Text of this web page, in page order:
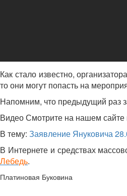
Как стало известно,
то они могут попасть на
Напомним, что предыдущий раз
Видео Смотрите на нашем сайте
В тему: Заявление Януковича
В Интернете и средствах
Лебедь.
Платиновая Буковина